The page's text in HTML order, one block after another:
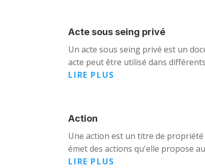
Acte sous seing privé
Un acte sous seing privé est un
acte peut être utilisé dans
LIRE PLUS
Action
Une action est un titre de
émet des actions qu'elle propose
LIRE PLUS